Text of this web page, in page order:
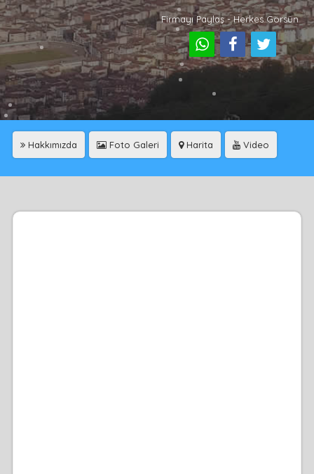
Firmayı Paylaş - Herkes Görsün
Hakkımızda Foto Galeri Harita Video